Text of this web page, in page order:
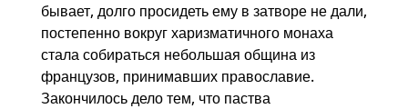
бывает, долго просидеть ему в затворе не дали,
постепенно вокруг харизматичного монаха
стала собираться небольшая община из
французов, принимавших православие.
Закончилось дело тем, что паства